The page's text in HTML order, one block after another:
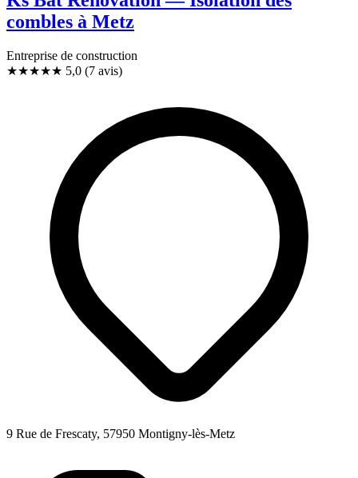
combles à Metz
Entreprise de construction
★★★★★ 5,0 (7 avis)
9 Rue de Frescaty, 57950 Montigny-lès-Metz